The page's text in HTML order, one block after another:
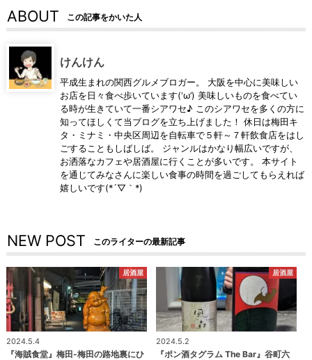
ABOUT この記事をかいた人
けんけん
平成生まれの関西グルメブロガー。 大阪を中心に美味しい
お店を日々食べ歩いています(‘ω’) 美味しいものを食べてい
る時が生きていて一番シアワセ♪ このシアワセを多くの方に
知ってほしくて当ブログを立ち上げました！ 休日は梅田キ
タ・ミナミ・中央区周辺を自転車で５軒～７軒飲食店をはし
ごすることもしばしば。 ジャンルはかなり幅広いですが、
お洒落なカフェや居酒屋に行くことが多いです。 本サイト
を通じてみなさんに楽しい食事の時間を過ごしてもらえれば
嬉しいです(*´▽｀*)
NEW POST このライターの最新記事
居酒屋
2024.5.4
『海賊食堂』梅田-梅田の路地裏にひ
居酒屋
2024.5.2
『ポン酒タグラム The Bar』谷町六